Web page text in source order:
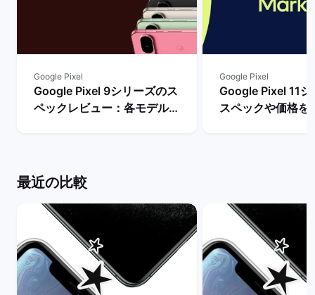
Google Pixel
Google Pixel 9シリーズのス
ペックレビュー：各モデルの
Google Pixel
Google Pixel 11シ
スペックや価格を
最近の比較